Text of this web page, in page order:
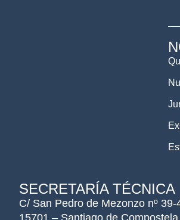
SECRETARÍA TÉCNICA
C/ San Pedro de Mezonzo nº 39-
15701 – Santiago de Compostela